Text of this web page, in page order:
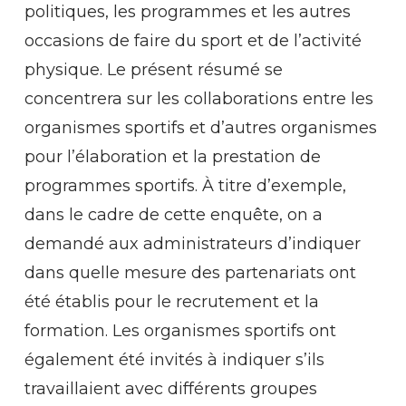
politiques, les programmes et les autres
occasions de faire du sport et de l’activité
physique. Le présent résumé se
concentrera sur les collaborations entre les
organismes sportifs et d’autres organismes
pour l’élaboration et la prestation de
programmes sportifs. À titre d’exemple,
dans le cadre de cette enquête, on a
demandé aux administrateurs d’indiquer
dans quelle mesure des partenariats ont
été établis pour le recrutement et la
formation. Les organismes sportifs ont
également été invités à indiquer s’ils
travaillaient avec différents groupes